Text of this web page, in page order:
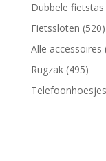
Dubbele fietstas
Fietssloten (520)
Alle accessoires
Rugzak (495)